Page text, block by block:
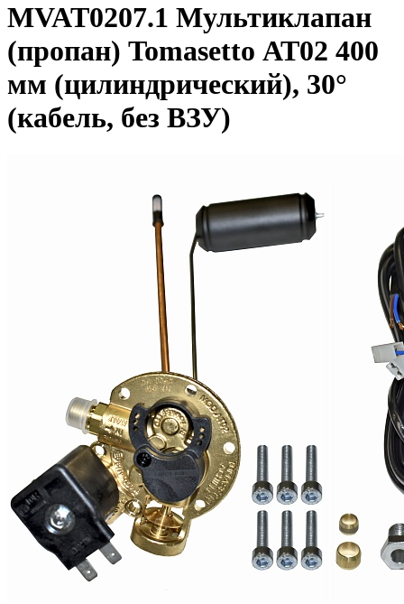
MVAT0207.1 Мультиклапан
(пропан) Tomasetto АТ02 400
мм (цилиндрический), 30°
(кабель, без ВЗУ)